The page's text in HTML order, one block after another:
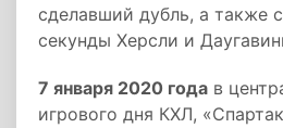
сделавший дубль, а также
секунды Херсли и
7 января 2020 года в
игрового дня КХЛ,